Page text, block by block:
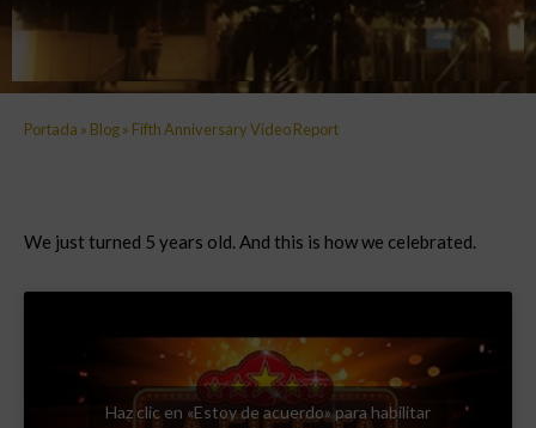
Portada » Blog» Fifth Anniversary Video Report
We just turned 5 years old. And this is how we celebrated.
Haz clic en «Estoy de acuerdo» para habilitar